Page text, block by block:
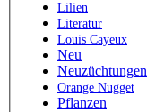
Lilien
Literatur
Louis Cayeux
Neu
Neuzüchtungen
Orange Nugget
Pflanzen